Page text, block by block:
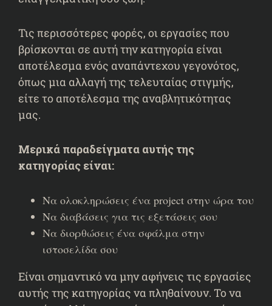
Τις περισσότερες φορές, οι εργασίες που
βρίσκονται σε αυτή την κατηγορία είναι
αποτέλεσμα ενός αναπάντεχου γεγονότος,
όπως μια αλλαγή της τελευταίας στιγμής,
είτε το αποτέλεσμα της αναβλητικότητας
μας.
Μερικά παραδείγματα αυτής της
κατηγορίας είναι:
Να ολοκληρώσεις ένα project στην ώρα του
Να διαβάσεις για τις εξετάσεις σου
Να διορθώσεις ένα σφάλμα στην
ιστοσελίδα σου
Είναι σημαντικό να μην αφήνεις τις εργασίες
αυτής της κατηγορίας να πληθαίνουν. Το να